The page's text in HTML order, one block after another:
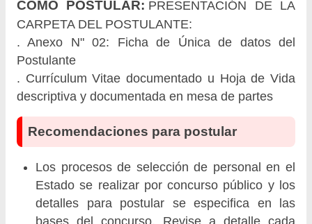
CÓMO POSTULAR: PRESENTACIÓN DE LA
CARPETA DEL POSTULANTE:
. Anexo N" 02: Ficha de Única de datos del
Postulante
. Currículum Vitae documentado u Hoja de Vida
descriptiva y documentada en mesa de partes
Recomendaciones para postular
Los procesos de selección de personal en el
Estado se realizar por concurso público y los
detalles para postular se especifica en las
bases del concurso. Revise a detalle cada